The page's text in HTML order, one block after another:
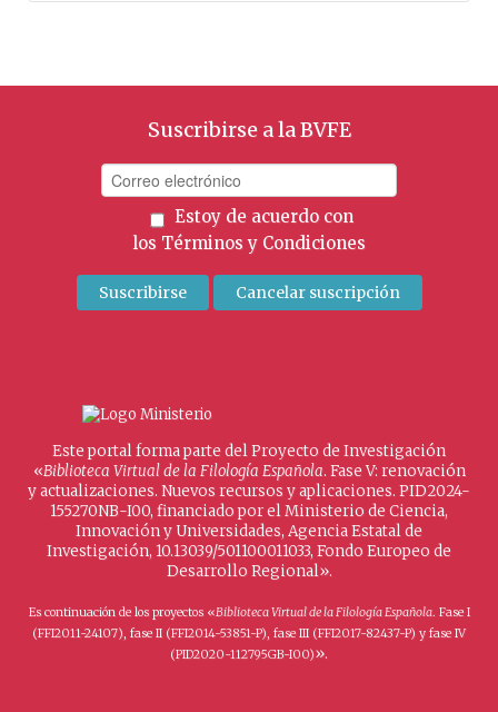
Suscribirse a la BVFE
Estoy de acuerdo con
los Términos y Condiciones
Este portal forma parte del Proyecto de Investigación
«Biblioteca Virtual de la Filología Española. Fase V: renovación
y actualizaciones. Nuevos recursos y aplicaciones. PID2024-
155270NB-I00, financiado por el Ministerio de Ciencia,
Innovación y Universidades, Agencia Estatal de
Investigación, 10.13039/501100011033, Fondo Europeo de
Desarrollo Regional».
Es continuación de los proyectos «Biblioteca Virtual de la Filología Española. Fase I
(FFI2011-24107), fase II (FFI2014-53851-P), fase III (FFI2017-82437-P) y fase IV
(PID2020-112795GB-I00)».